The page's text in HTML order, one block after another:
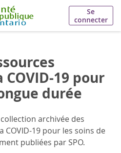
Se
connecter
19 pour
durée
archivée des
19 pour les soins de
publiées par SPO.